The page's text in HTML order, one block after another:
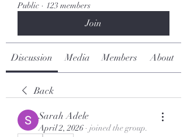
Public · 123 members
Join
Discussion Media Members About
Back
Sarah Adele
April 2, 2026 · joined the group.